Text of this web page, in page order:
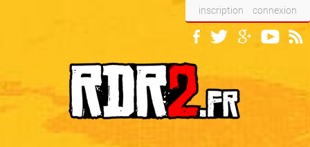
inscription connexion